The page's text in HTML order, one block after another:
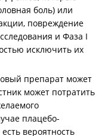
боль) или
повреждение
и Фаза I
исключить их
препарат может
может потратить
плацебо-
вероятность